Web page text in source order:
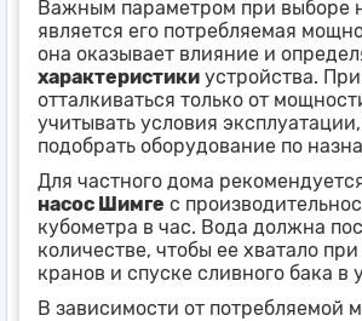
Важным параметром при выборе
является его потребляемая
она оказывает влияние и
характеристики устройства.
отталкиваться только от
учитывать условия
подобрать оборудование по
Для частного дома
насос Шимге с
кубометра в час. Вода должна
количестве, чтобы ее хватало
кранов и спуске сливного бака в
В зависимости от потребляемой